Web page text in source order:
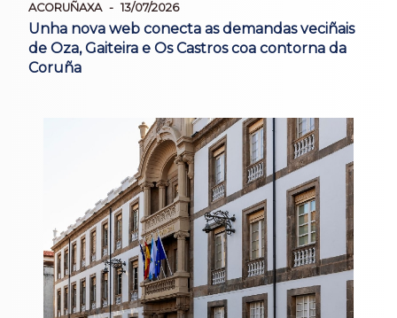
ACORUÑAXA 13/07/2026
Unha nova web conecta as demandas veciñais
de Oza, Gaiteira e Os Castros coa contorna da
Coruña